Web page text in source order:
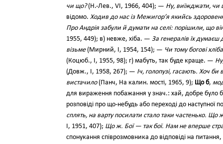
чи що?(Н.-Лев., VI, 1966, 404); — Ну, виїжджати, чи
відомо. Ходив до нас із Межигор’я якийсь
Про Андрія забули й думати на селі: порішили, що
1955, 449); в) невже, хіба. — За генералів їх
візьме(Мирний, І, 1954, 154); — Чи тому богові
(Коцюб., І, 1955, 98); г) мабуть, так буде краще. —
(Довж., І, 1958, 267); — Іч, голопузі, гасають. Хоч
вистачило(Панч, На калин. мості, 1965, 9); Що б,
для вираження побажання у знач.: хай, добре було
розповіді про що-небудь або переході до наступної
сплять, на варту посилати стало таки частенько.
І, 1951, 407); Що ж. Бої — так бої. Нам не вперше
спонукання співрозмовника до відповіді на